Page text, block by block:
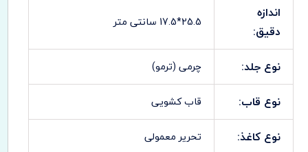
اندازه
دقیق:
25.5*17.5 سانتی متر
نوع جلد: چرمی (ترمو)
نوع قاب: قاب کشویی
نوع کاغذ: تحریر معمولی